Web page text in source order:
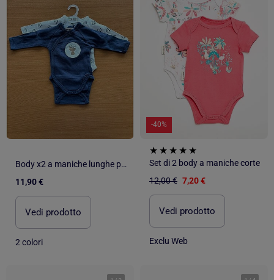
Body x2 a maniche lunghe per neonati Les Chatounets "MARIN
11,90 €
Vedi prodotto
2 colori
-40%
Set di 2 body a maniche corte
12,00 € 7,20 €
Vedi prodotto
Exclu Web